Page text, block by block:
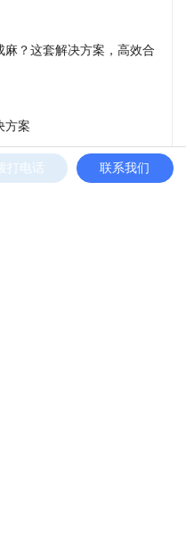
？这套解决方案，高效合
方案
读更多内容
拨打电话 联系我们